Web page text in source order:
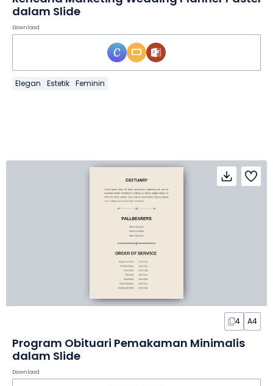
dalam Slide
Download
Elegan Estetik Feminin
4 A4
Program Obituari Pemakaman Minimalis
dalam Slide
Download